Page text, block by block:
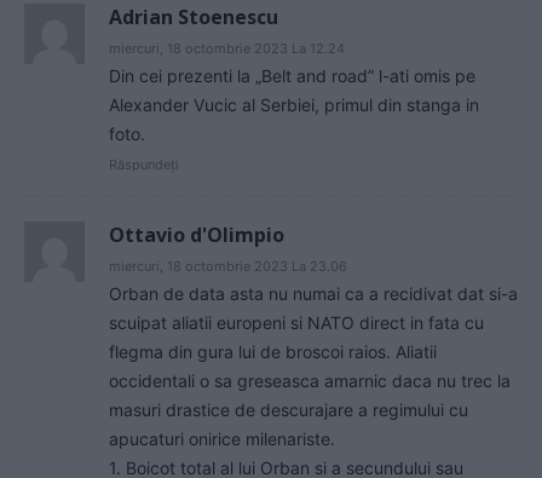
Adrian Stoenescu
miercuri, 18 octombrie 2023 La 12.24
Din cei prezenti la „Belt and road” l-ati omis pe
Alexander Vucic al Serbiei, primul din stanga in
foto.
Răspundeți
Ottavio d'Olimpio
miercuri, 18 octombrie 2023 La 23.06
Orban de data asta nu numai ca a recidivat dat si-a
scuipat aliatii europeni si NATO direct in fata cu
flegma din gura lui de broscoi raios. Aliatii
occidentali o sa greseasca amarnic daca nu trec la
masuri drastice de descurajare a regimului cu
apucaturi onirice milenariste.
1. Boicot total al lui Orban si a secundului sau